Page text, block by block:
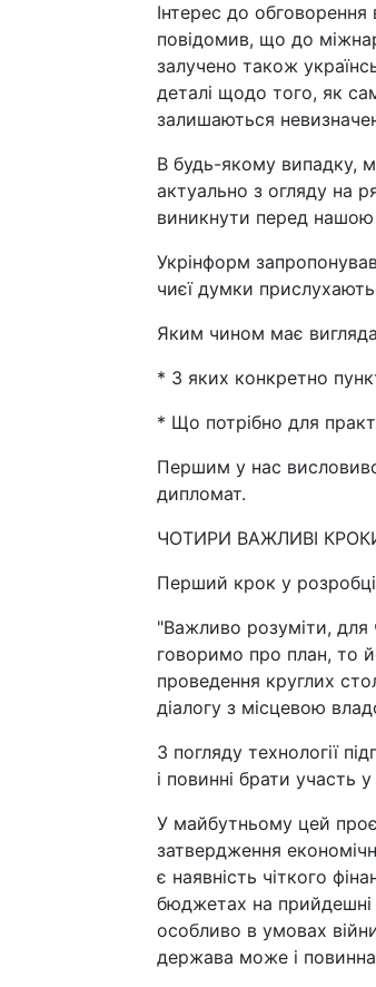
Інтерес до
повідомив, що до
залучено також
деталі щодо того, як
залишаються
В будь-якому випадку,
актуально з огляду на
виникнути перед нашою
Укрінформ
чиєї думки
Яким чином має
* З яких конкретно
* Що потрібно для
Першим у нас
дипломат.
ЧОТИРИ ВАЖЛИВІ
Перший крок у
"Важливо розуміти, для
говоримо про план, то
проведення круглих
діалогу з місцевою
З погляду технології
і повинні брати участь
У майбутньому цей
затвердження
є наявність чіткого
бюджетах на
особливо в умовах
держава може і